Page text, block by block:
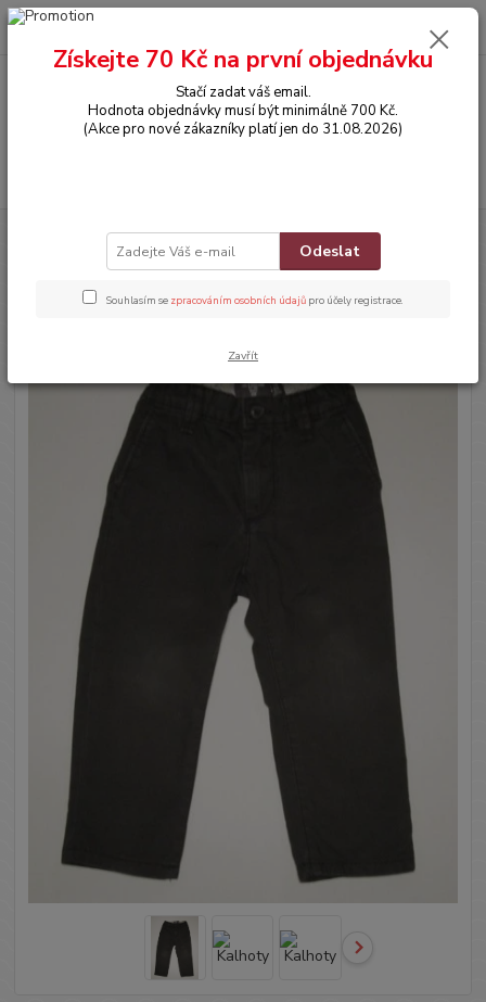
0,00 Kč
OBLEČENÍ Kalhoty
Kalhoty
Získejte 70 Kč na první objednávku
Stačí zadat váš email.
Hodnota objednávky musí být minimálně 700 Kč.
(Akce pro nové zákazníky platí jen do 31.08.2026)
Odeslat
Souhlasím se zpracováním osobních údajů pro účely registrace.
Zavřít